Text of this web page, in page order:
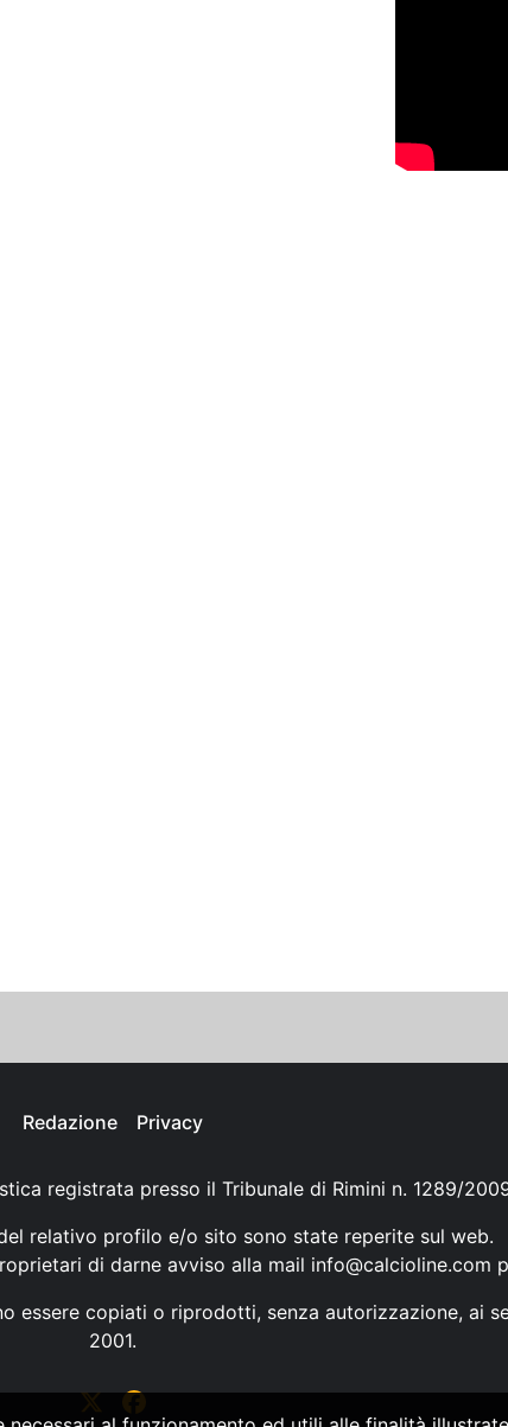
Redazione Privacy
registrata presso il Tribunale di Rimini n. 1289/
relativo profilo e/o sito sono state reperite sul web.
di darne avviso alla mail info@calcioline.com
essere copiati o riprodotti, senza autorizzazione, ai
2001.